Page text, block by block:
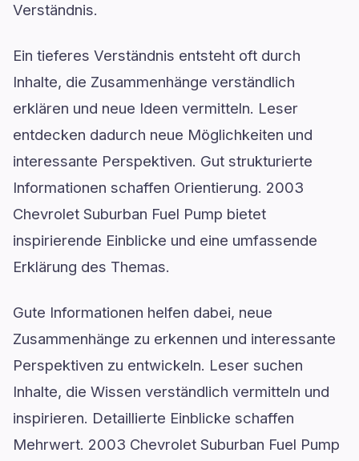
Verständnis.
Ein tieferes Verständnis entsteht oft durch
Inhalte, die Zusammenhänge verständlich
erklären und neue Ideen vermitteln. Leser
entdecken dadurch neue Möglichkeiten und
interessante Perspektiven. Gut strukturierte
Informationen schaffen Orientierung. 2003
Chevrolet Suburban Fuel Pump bietet
inspirierende Einblicke und eine umfassende
Erklärung des Themas.
Gute Informationen helfen dabei, neue
Zusammenhänge zu erkennen und interessante
Perspektiven zu entwickeln. Leser suchen
Inhalte, die Wissen verständlich vermitteln und
inspirieren. Detaillierte Einblicke schaffen
Mehrwert. 2003 Chevrolet Suburban Fuel Pump